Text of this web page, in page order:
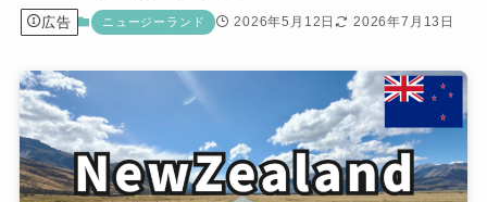
広告 ニュージーランド 2026年5月12日 2026年7月13日